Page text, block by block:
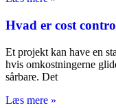
Hvad er cost
Et projekt kan have en
hvis omkostningerne
sårbare. Det
Læs mere »